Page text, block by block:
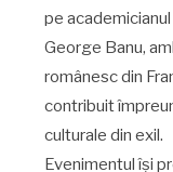
pe
George Banu,
românesc din
contribuit
culturale din exil.
Evenimentul își